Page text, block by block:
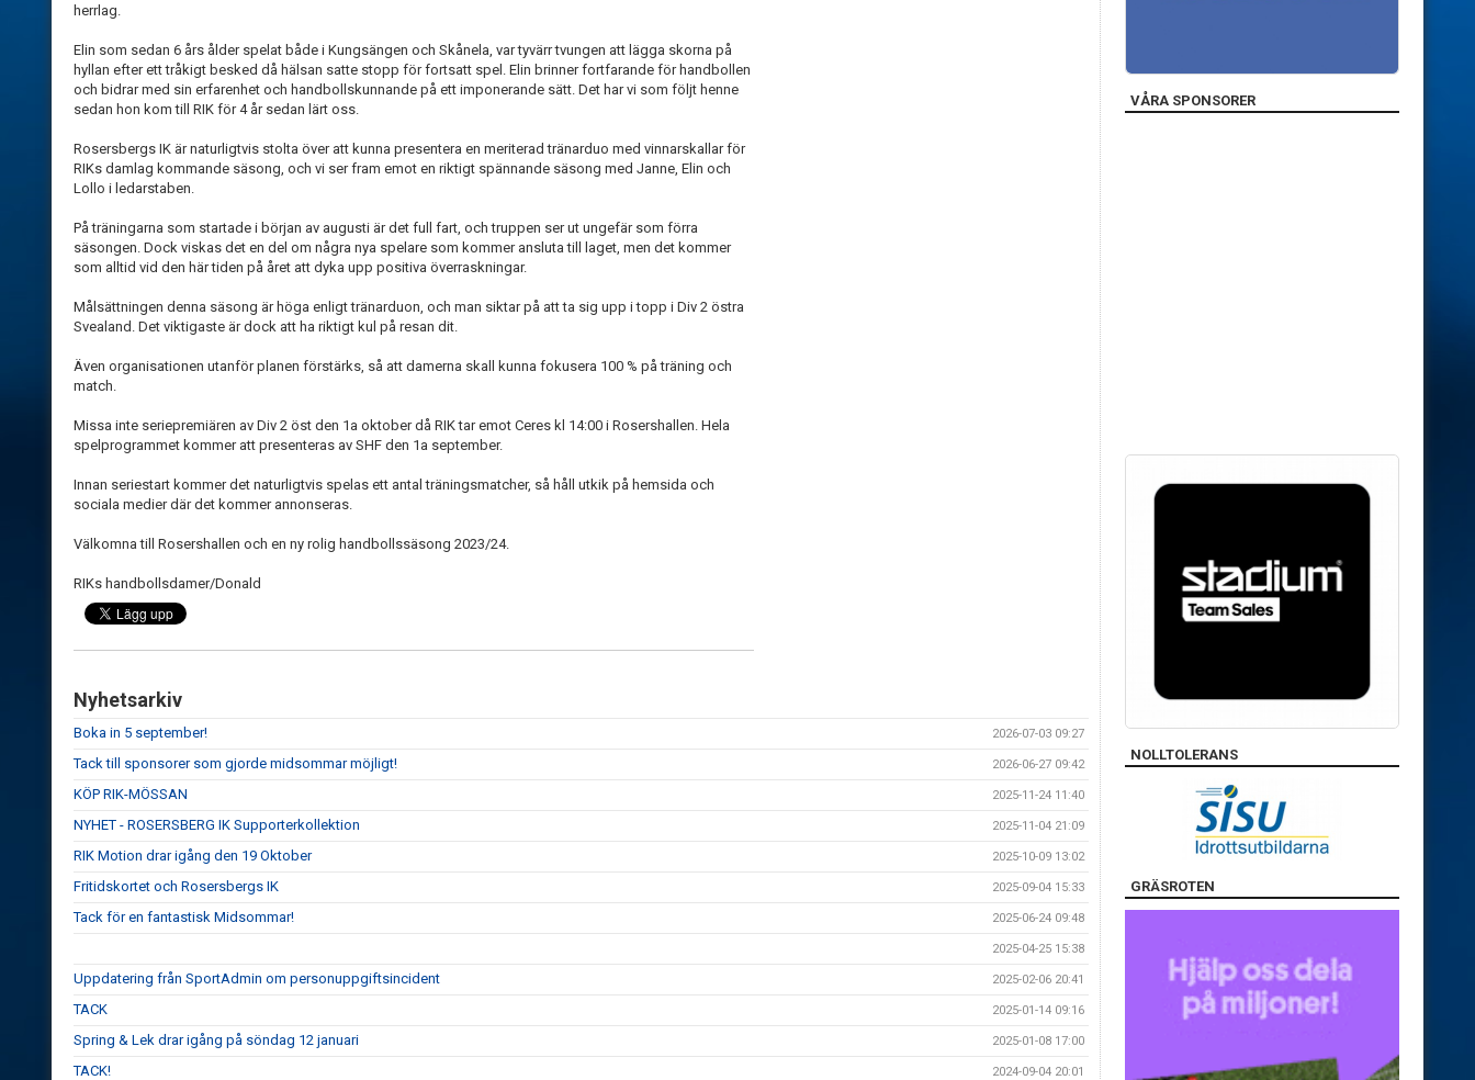
herrlag.
Elin som sedan 6 års ålder spelat både i Kungsängen och Skånela, var tyvärr tvungen att lägga skorna på
hyllan efter ett tråkigt besked då hälsan satte stopp för fortsatt spel. Elin brinner fortfarande för handbollen
och bidrar med sin erfarenhet och handbollskunnande på ett imponerande sätt. Det har vi som följt henne
sedan hon kom till RIK för 4 år sedan lärt oss.
Rosersbergs IK är naturligtvis stolta över att kunna presentera en meriterad tränarduo med vinnarskallar för
RIKs damlag kommande säsong, och vi ser fram emot en riktigt spännande säsong med Janne, Elin och
Lollo i ledarstaben.
På träningarna som startade i början av augusti är det full fart, och truppen ser ut ungefär som förra
säsongen. Dock viskas det en del om några nya spelare som kommer ansluta till laget, men det kommer
som alltid vid den här tiden på året att dyka upp positiva överraskningar.
Målsättningen denna säsong är höga enligt tränarduon, och man siktar på att ta sig upp i topp i Div 2 östra
Svealand. Det viktigaste är dock att ha riktigt kul på resan dit.
Även organisationen utanför planen förstärks, så att damerna skall kunna fokusera 100 % på träning och
match.
Missa inte seriepremiären av Div 2 öst den 1a oktober då RIK tar emot Ceres kl 14:00 i Rosershallen. Hela
spelprogrammet kommer att presenteras av SHF den 1a september.
Innan seriestart kommer det naturligtvis spelas ett antal träningsmatcher, så håll utkik på hemsida och
sociala medier där det kommer annonseras.
Välkomna till Rosershallen och en ny rolig handbollssäsong 2023/24.
RIKs handbollsdamer/Donald
Nyhetsarkiv
Boka in 5 september! 2026-07-03 09:27
Tack till sponsorer som gjorde midsommar möjligt! 2026-06-27 09:42
KÖP RIK-MÖSSAN 2025-11-24 11:40
NYHET - ROSERSBERG IK Supporterkollektion 2025-11-04 21:09
RIK Motion drar igång den 19 Oktober 2025-10-09 13:02
Fritidskortet och Rosersbergs IK 2025-09-04 15:33
Tack för en fantastisk Midsommar! 2025-06-24 09:48
2025-04-25 15:38
Uppdatering från SportAdmin om personuppgiftsincident 2025-02-06 20:41
TACK 2025-01-14 09:16
Spring & Lek drar igång på söndag 12 januari 2025-01-08 17:00
TACK! 2024-09-04 20:01
VÅRA SPONSORER
NOLLTOLERANS
GRÄSROTEN